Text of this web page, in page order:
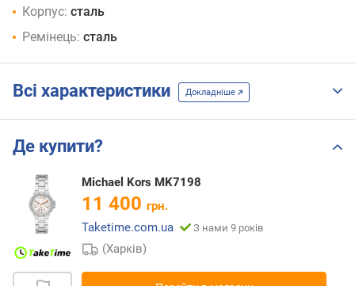
Корпус: сталь
Ремінець: сталь
Всі характеристики Докладніше
Де купити?
Michael Kors MK7198
11 400 грн.
Taketime.com.ua
З нами 9 років
(Харків)